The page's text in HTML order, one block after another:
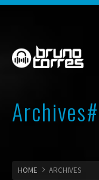
Archives#
HOME ARCHIVES